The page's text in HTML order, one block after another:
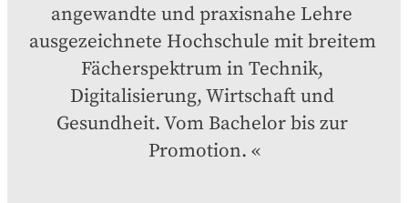
angewandte und praxisnahe Lehre
ausgezeichnete Hochschule mit breitem
Fächerspektrum in Technik,
Digitalisierung, Wirtschaft und
Gesundheit. Vom Bachelor bis zur
Promotion.